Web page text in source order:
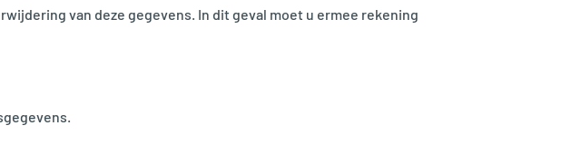
van deze gegevens. In dit geval moet u ermee rekening